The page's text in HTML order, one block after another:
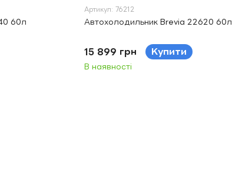
60л
Артикул: 76212
Автохолодильник Brevia 22620 60л
15 899 грн Купити
В наявності